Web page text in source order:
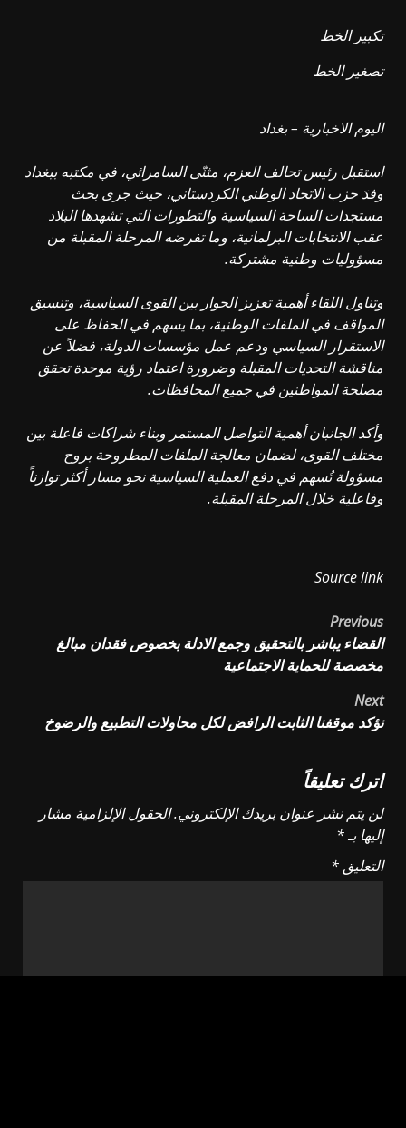
تكبير الخط
تصغير الخط
اليوم الاخبارية – بغداد
استقبل رئيس تحالف العزم، مثنّى السامرائي، في مكتبه ببغداد
وفدَ حزب الاتحاد الوطني الكردستاني، حيث جرى بحث
مستجدات الساحة السياسية والتطورات التي تشهدها البلاد
عقب الانتخابات البرلمانية، وما تفرضه المرحلة المقبلة من
مسؤوليات وطنية مشتركة.
وتناول اللقاء أهمية تعزيز الحوار بين القوى السياسية، وتنسيق
المواقف في الملفات الوطنية، بما يسهم في الحفاظ على
الاستقرار السياسي ودعم عمل مؤسسات الدولة، فضلاً عن
مناقشة التحديات المقبلة وضرورة اعتماد رؤية موحدة تحقق
مصلحة المواطنين في جميع المحافظات.
وأكد الجانبان أهمية التواصل المستمر وبناء شراكات فاعلة بين
مختلف القوى، لضمان معالجة الملفات المطروحة بروح
مسؤولة تُسهم في دفع العملية السياسية نحو مسار أكثر توازناً
وفاعلية خلال المرحلة المقبلة.
Source link
Post
navigation
Previous
القضاء يباشر بالتحقيق وجمع الادلة بخصوص فقدان مبالغ
مخصصة للحماية الاجتماعية
Next
نؤكد موقفنا الثابت الرافض لكل محاولات التطبيع والرضوخ
اترك تعليقاً
لن يتم نشر عنوان بريدك الإلكتروني.الحقول الإلزامية مشار
إليها بـ*
التعليق *